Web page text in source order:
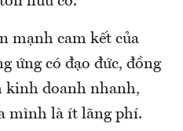
mạnh cam kết của
ứng có đạo đức, đồng
kinh doanh nhanh,
mình là ít lãng phí.